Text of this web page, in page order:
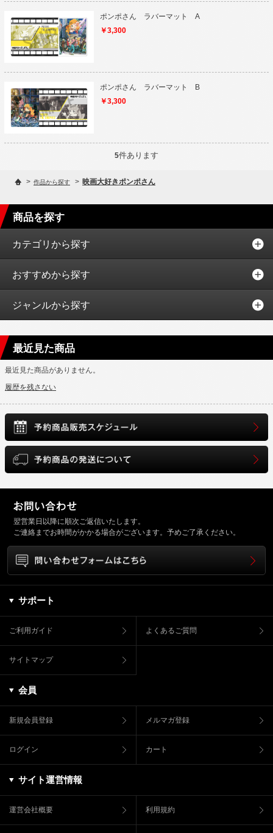
ポンポさん ラバーマット A
￥3,300
ポンポさん ラバーマット B
￥3,300
5件あります
> 作品から探す > 映画大好きポンポさん
商品を探す
カテゴリから探す
おすすめから探す
ジャンルから探す
最近見た商品
最近見た商品がありません。
履歴を残さない
翌営業日以降に順次ご返信いたします。
ご連絡までお時間がかかる場合がございます。予めご了承ください。
サポート
ご利用ガイド よくあるご質問
サイトマップ
会員
新規会員登録 メルマガ登録
ログイン カート
サイト運営情報
運営会社概要 利用規約